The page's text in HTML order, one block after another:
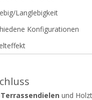
Langlebigkeit
Konfigurationen
Terrassendielen und